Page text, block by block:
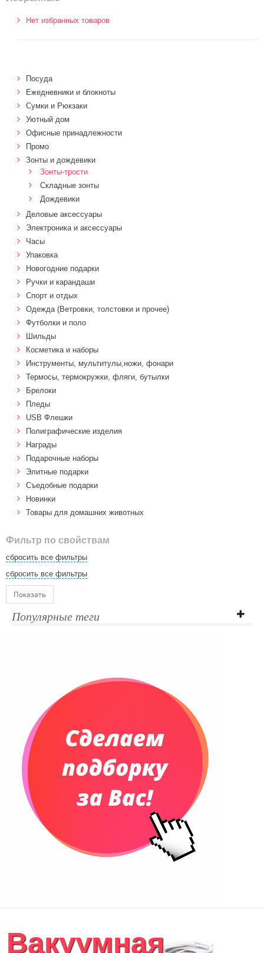
Нет избранных товаров
Посуда
Ежедневники и блокноты
Сумки и Рюкзаки
Уютный дом
Офисные принадлежности
Промо
Зонты и дождевики
Зонты-трости
Складные зонты
Дождевики
Деловые аксессуары
Электроника и аксессуары
Часы
Упаковка
Новогодние подарки
Ручки и карандаши
Спорт и отдых
Одежда (Ветровки, толстовки и прочее)
Футболки и поло
Шильды
Косметика и наборы
Инструменты, мультитулы,ножи, фонари
Термосы, термокружки, фляги, бутылки
Брелоки
Пледы
USB Флешки
Полиграфические изделия
Награды
Подарочные наборы
Элитные подарки
Cъедобные подарки
Новинки
Товары для домашних животных
Фильтр по свойствам
сбросить все фильтры
сбросить все фильтры
Показать
Популярные теги
Вакуумная